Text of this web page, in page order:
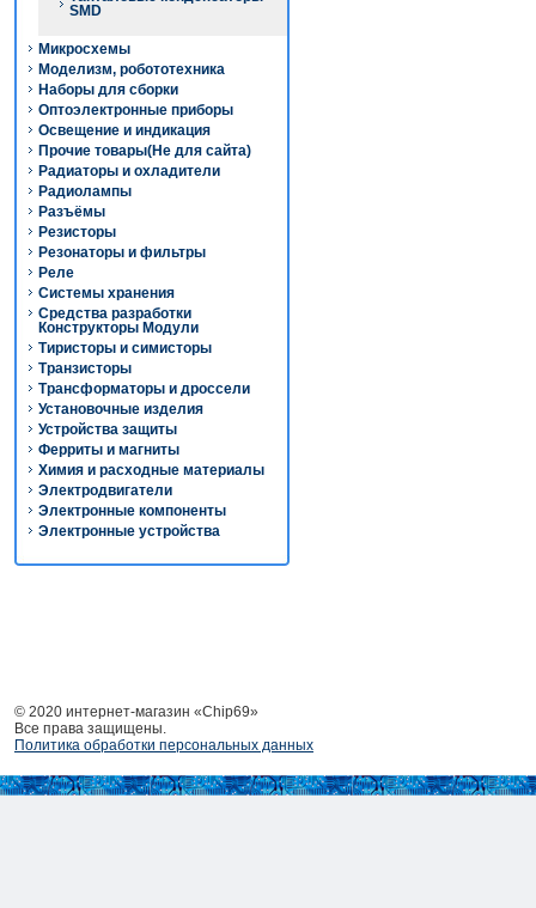
SMD
Микросхемы
Моделизм, робототехника
Наборы для сборки
Оптоэлектронные приборы
Освещение и индикация
Прочие товары(Не для сайта)
Радиаторы и охладители
Радиолампы
Разъёмы
Резисторы
Резонаторы и фильтры
Реле
Системы хранения
Средства разработки
Конструкторы Модули
Тиристоры и симисторы
Транзисторы
Трансформаторы и дроссели
Установочные изделия
Устройства защиты
Ферриты и магниты
Химия и расходные материалы
Электродвигатели
Электронные компоненты
Электронные устройства
© 2020 интернет-магазин «Chip69»
Все права защищены.
Политика обработки персональных данных